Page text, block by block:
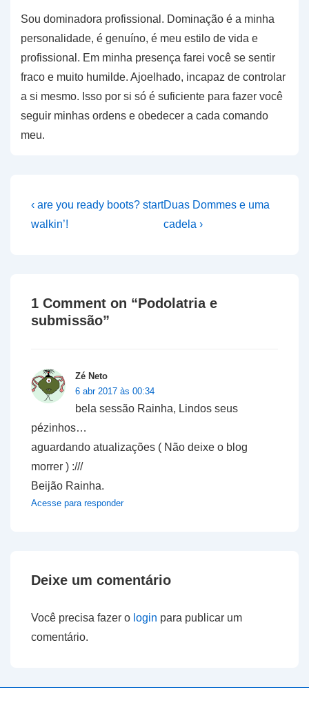
Sou dominadora profissional. Dominação é a minha
personalidade, é genuíno, é meu estilo de vida e
profissional. Em minha presença farei você se sentir
fraco e muito humilde. Ajoelhado, incapaz de controlar
a si mesmo. Isso por si só é suficiente para fazer você
seguir minhas ordens e obedecer a cada comando
meu.
Navegação
de
Previous
Post
‹ are you ready boots? start
walkin’!
Next
Post
Duas Dommes e uma
cadela ›
1 Comment on “Podolatria e
submissão”
Zé Neto
6 abr 2017 às 00:34
bela sessão Rainha, Lindos seus
pézinhos…
aguardando atualizações ( Não deixe o blog
morrer ) :///
Beijão Rainha.
Acesse para responder
Deixe um comentário
Você precisa fazer o login para publicar um
comentário.